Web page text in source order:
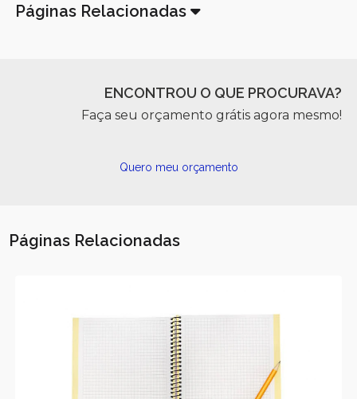
Páginas Relacionadas
ENCONTROU O QUE PROCURAVA?
Faça seu orçamento grátis agora mesmo!
Quero meu orçamento
Páginas Relacionadas